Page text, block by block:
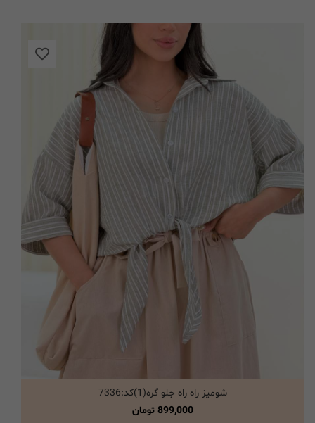
انتخاب گزینه ها
شومیز راه راه جلو گره(1)کد:7336
899,000 تومان